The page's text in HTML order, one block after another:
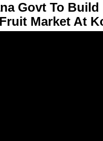
Govt To
Fruit Market At